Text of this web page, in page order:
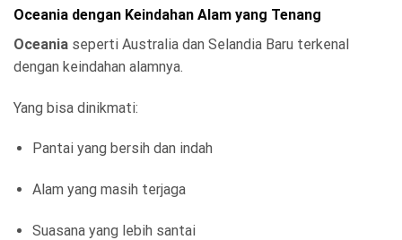
Oceania dengan Keindahan Alam yang Tenang
Oceania seperti Australia dan Selandia Baru terkenal
dengan keindahan alamnya.
Yang bisa dinikmati:
Pantai yang bersih dan indah
Alam yang masih terjaga
Suasana yang lebih santai